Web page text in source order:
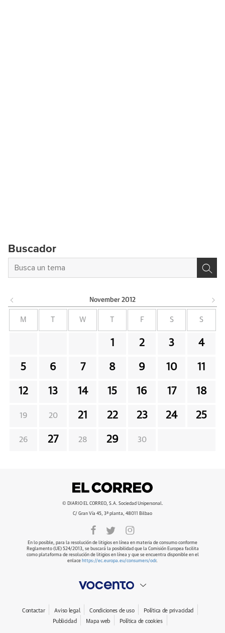
Buscador
November 2012
M W F S S
1 2 3 4
5 6 7 8 9 10 11
12 13 14 15 16 17 18
19 20 21 22 23 24 25
26 27 28 29 30
© DIARIO EL CORREO, S.A. Sociedad Unipersonal.
C/ Gran Vía 45, 3ª planta, 48011 Bilbao
En lo posible, para la resolución de litigios en línea en materia de consumo conforme
Reglamento (UE) 524/2013, se buscará la posibilidad que la Comisión Europea facilita
como plataforma de resolución de litigios en línea y que se encuentra disponible en el
enlace https://ec.europa.eu/consumers/odr.
Contactar Aviso legal Condiciones de uso
Política de privacidad
Publicidad
Mapa web Política de cookies